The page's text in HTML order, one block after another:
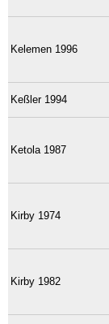
Kelemen 1996
Keßler 1994
Ketola 1987
Kirby 1974
Kirby 1982